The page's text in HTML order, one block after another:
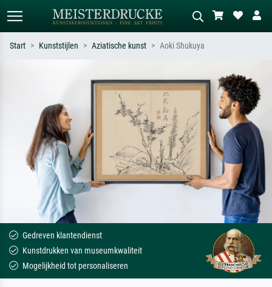
Zoek op kunstenaar, titel of stijl – bijv.
Monet, Sterrennacht, impressionisme,
Hokusai-golf, naakt.
Beschrijf de scène – bijv. groene
weide, abstract met veel rood, donker
olieverfschilderij, staand naakt naast
een boom.
Start Kunststijlen Aziatische kunst Aoki Shukuya
Gedreven klantendienst
Kunstdrukken van museumkwaliteit
Mogelijkheid tot personaliseren